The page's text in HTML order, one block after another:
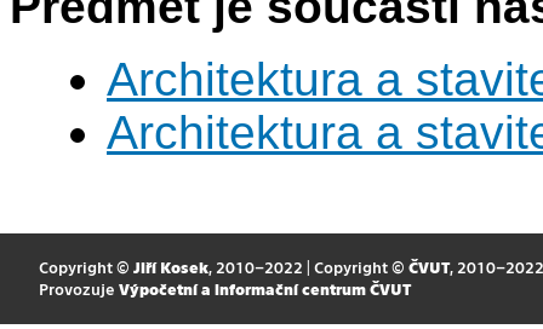
Architektura a
Architektura a
Copyright © Jiří Kosek, 2010–2022 | Copyright © ČVUT, 2010–2022
Provozuje Výpočetní a informační centrum ČVUT